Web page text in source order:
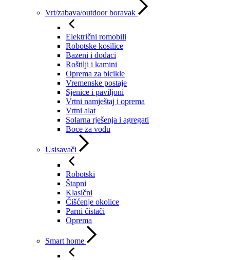
Vrt/zabava/outdoor boravak
Električni romobili
Robotske kosilice
Bazeni i dodaci
Roštilji i kamini
Oprema za bicikle
Vremenske postaje
Sjenice i paviljoni
Vrtni namještaj i oprema
Vrtni alat
Solarna rješenja i agregati
Boce za vodu
Usisavači
Robotski
Štapni
Klasični
Čišćenje okolice
Parni čistači
Oprema
Smart home